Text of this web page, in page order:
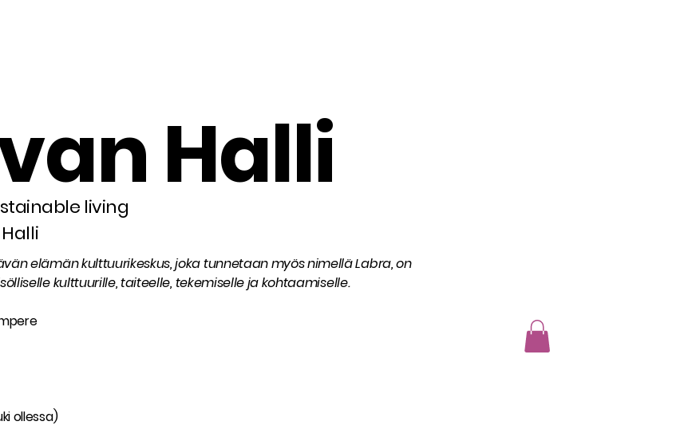
Halli
living
elämän kulttuurikeskus, joka tunnetaan myös nimellä Labra, on
kulttuurille, taiteelle, tekemiselle ja kohtaamiselle.
ollessa)